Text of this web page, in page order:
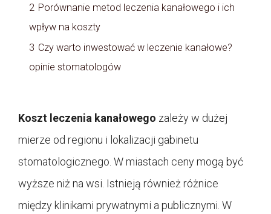
2 Porównanie metod leczenia kanałowego i ich
wpływ na koszty
3 Czy warto inwestować w leczenie kanałowe?
opinie stomatologów
Koszt leczenia kanałowego zależy w dużej
mierze od regionu i lokalizacji gabinetu
stomatologicznego. W miastach ceny mogą być
wyższe niż na wsi. Istnieją również różnice
między klinikami prywatnymi a publicznymi. W